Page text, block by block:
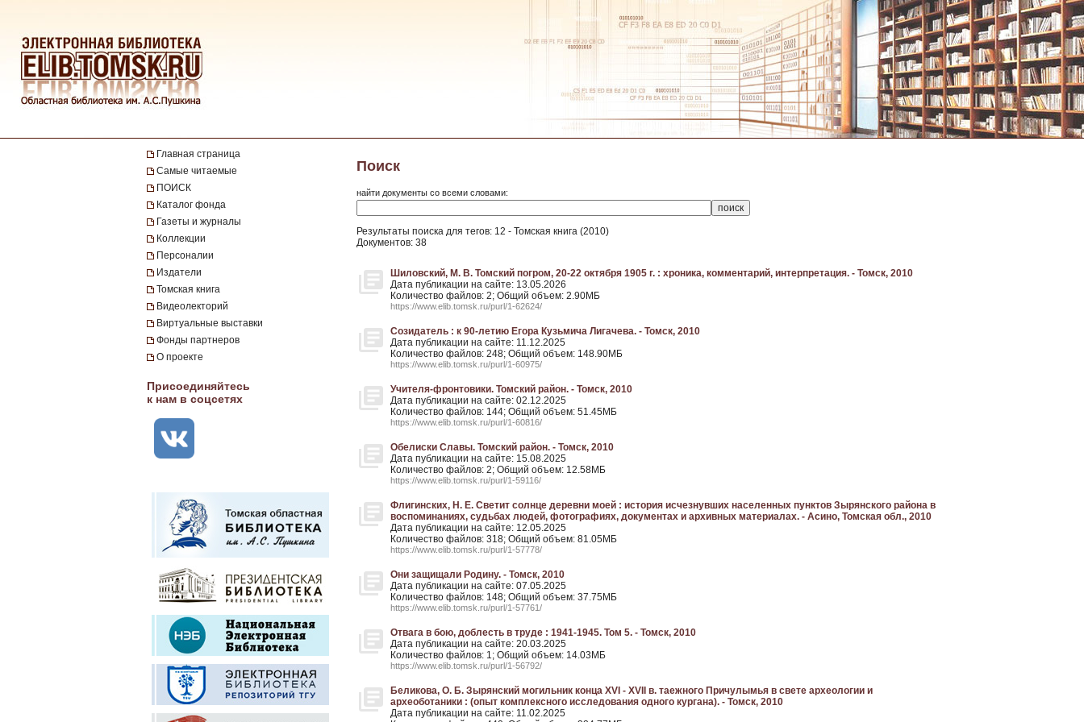
Главная страница
Самые читаемые
ПОИСК
Каталог фонда
Газеты и журналы
Коллекции
Персоналии
Издатели
Томская книга
Видеолекторий
Виртуальные выставки
Фонды партнеров
О проекте
Присоединяйтесь
к нам в соцсетях
Поиск
найти документы со всеми словами:
Результаты поиска для тегов: 12 - Томская книга (2010)
Документов: 38
Шиловский, М. В. Томский погром, 20-22 октября 1905 г. : хроника, комментарий, интерпретация. - Томск, 2010
Дата публикации на сайте: 13.05.2026
Количество файлов: 2; Общий объем: 2.90МБ
https://www.elib.tomsk.ru/purl/1-62624/
Созидатель : к 90-летию Егора Кузьмича Лигачева. - Томск, 2010
Дата публикации на сайте: 11.12.2025
Количество файлов: 248; Общий объем: 148.90МБ
https://www.elib.tomsk.ru/purl/1-60975/
Учителя-фронтовики. Томский район. - Томск, 2010
Дата публикации на сайте: 02.12.2025
Количество файлов: 144; Общий объем: 51.45МБ
https://www.elib.tomsk.ru/purl/1-60816/
Обелиски Славы. Томский район. - Томск, 2010
Дата публикации на сайте: 15.08.2025
Количество файлов: 2; Общий объем: 12.58МБ
https://www.elib.tomsk.ru/purl/1-59116/
Флигинских, Н. Е. Светит солнце деревни моей : история исчезнувших населенных пунктов Зырянского района в
воспоминаниях, судьбах людей, фотографиях, документах и архивных материалах. - Асино, Томская обл., 2010
Дата публикации на сайте: 12.05.2025
Количество файлов: 318; Общий объем: 81.05МБ
https://www.elib.tomsk.ru/purl/1-57778/
Они защищали Родину. - Томск, 2010
Дата публикации на сайте: 07.05.2025
Количество файлов: 148; Общий объем: 37.75МБ
https://www.elib.tomsk.ru/purl/1-57761/
Отвага в бою, доблесть в труде : 1941-1945. Том 5. - Томск, 2010
Дата публикации на сайте: 20.03.2025
Количество файлов: 1; Общий объем: 14.03МБ
https://www.elib.tomsk.ru/purl/1-56792/
Беликова, О. Б. Зырянский могильник конца XVI - XVII в. таежного Причулымья в свете археологии и
археоботаники : (опыт комплексного исследования одного кургана). - Томск, 2010
Дата публикации на сайте: 11.02.2025